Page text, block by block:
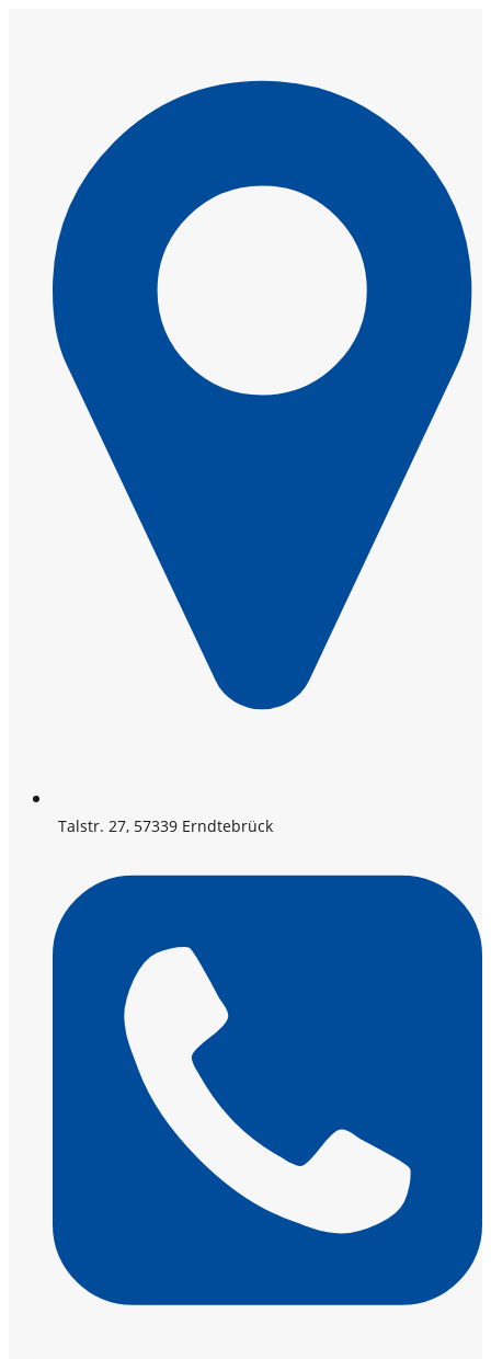
Talstr. 27, 57339 Erndtebrück